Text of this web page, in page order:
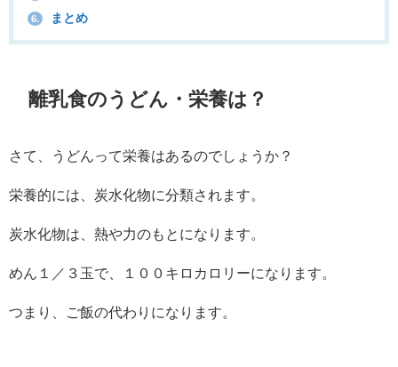
6. まとめ
離乳食のうどん・栄養は？
さて、うどんって栄養はあるのでしょうか？
栄養的には、炭水化物に分類されます。
炭水化物は、熱や力のもとになります。
めん１／３玉で、１００キロカロリーになります。
つまり、ご飯の代わりになります。